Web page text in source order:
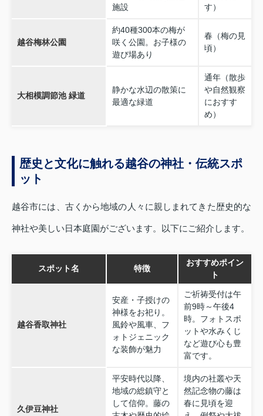
施設
す）
越谷梅林公園
約40種300本の梅が
咲く公園。お子様の
遊び場あり
春（梅の見
頃）
大相模調節池 緑道
静かな水辺の散策に
最適な緑道
通年（散歩
や自然観察
におすす
め）
歴史と文化に触れる越谷の神社・伝統スポ
ット
越谷市には、古くから地域の人々に親しまれてきた歴史的な
神社や美しい日本庭園がございます。以下にご紹介します。
スポット名 特徴
おすすめポイン
ト
越谷香取神社
安産・子授けの
神様をお祀り。
風鈴や風車、フ
ォトジェニック
な装飾が魅力
ご祈祷受付は午
前9時～午後4
時。フォトスポ
ットや水みくじ
など遊び心も豊
富です。
久伊豆神社
平安時代以降、
地域の総鎮守と
して信仰。藤の
境内の社叢や天
然記念物の藤は
春に見頃を迎